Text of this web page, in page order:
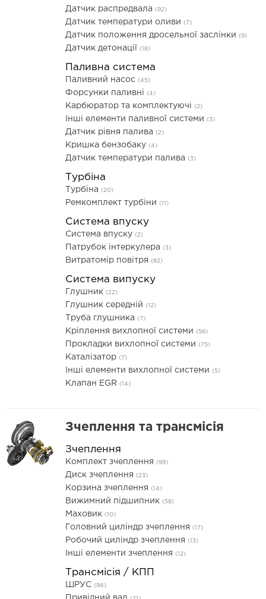
Датчик распредвала (92)
Датчик температури оливи (7)
Датчик положення дросельної заслінки (9)
Датчик детонації (18)
Паливна система
Паливний насос (45)
Форсунки паливні (4)
Карбюратор та комплектуючі (2)
Інші елементи паливної системи (3)
Датчик рівня палива (2)
Кришка бензобаку (4)
Датчик температури палива (3)
Турбіна
Турбіна (20)
Ремкомплект турбіни (11)
Система впуску
Система впуску (2)
Патрубок інтеркулера (3)
Витратомір повітря (82)
Система випуску
Глушник (22)
Глушник середній (12)
Труба глушника (7)
Кріплення вихлопної системи (56)
Прокладки вихлопної системи (75)
Каталізатор (7)
Інші елементи вихлопної системи (5)
Клапан EGR (14)
Зчеплення та трансмісія
Зчеплення
Комплект зчеплення (99)
Диск зчеплення (23)
Корзина зчеплення (14)
Вижимний підшипник (58)
Маховик (10)
Головний циліндр зчеплення (17)
Робочий циліндр зчеплення (13)
Інші елементи зчеплення (12)
Трансмісія / КПП
ШРУС (94)